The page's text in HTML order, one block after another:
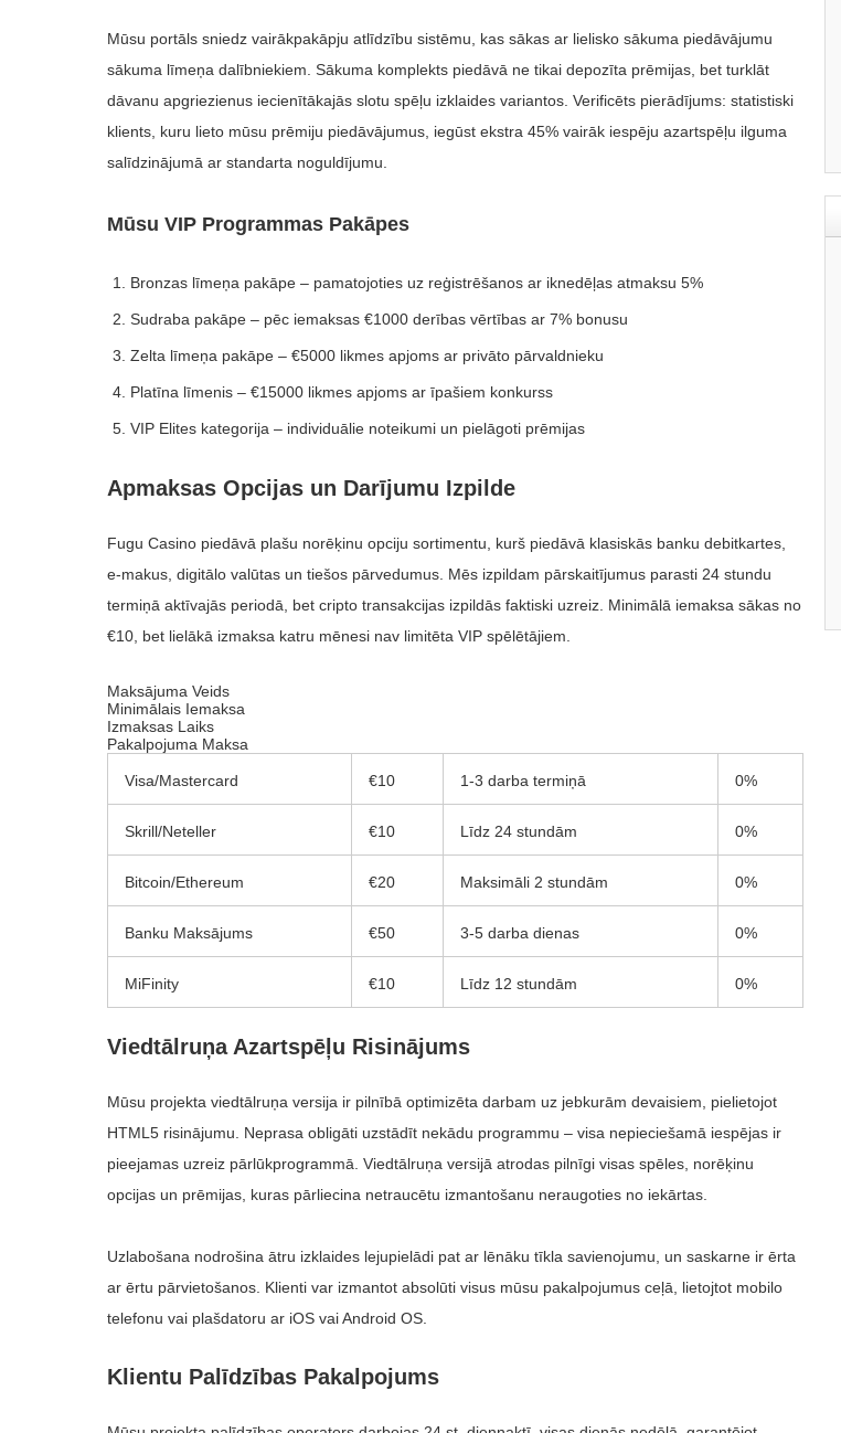
Mūsu portāls sniedz vairākpakāpju atlīdzību sistēmu, kas sākas ar lielisko sākuma piedāvājumu
sākuma līmeņa dalībniekiem. Sākuma komplekts piedāvā ne tikai depozīta prēmijas, bet turklāt
dāvanu apgriezienus iecienītākajās slotu spēļu izklaides variantos. Verificēts pierādījums: statistiski
klients, kuru lieto mūsu prēmiju piedāvājumus, iegūst ekstra 45% vairāk iespēju azartspēļu ilguma
salīdzinājumā ar standarta noguldījumu.
Mūsu VIP Programmas Pakāpes
Bronzas līmeņa pakāpe – pamatojoties uz reģistrēšanos ar iknedēļas atmaksu 5%
Sudraba pakāpe – pēc iemaksas €1000 derības vērtības ar 7% bonusu
Zelta līmeņa pakāpe – €5000 likmes apjoms ar privāto pārvaldnieku
Platīna līmenis – €15000 likmes apjoms ar īpašiem konkurss
VIP Elites kategorija – individuālie noteikumi un pielāgoti prēmijas
Apmaksas Opcijas un Darījumu Izpilde
Fugu Casino piedāvā plašu norēķinu opciju sortimentu, kurš piedāvā klasiskās banku debitkartes,
e-makus, digitālo valūtas un tiešos pārvedumus. Mēs izpildam pārskaitījumus parasti 24 stundu
termiņā aktīvajās periodā, bet cripto transakcijas izpildās faktiski uzreiz. Minimālā iemaksa sākas no
€10, bet lielākā izmaksa katru mēnesi nav limitēta VIP spēlētājiem.
Maksājuma Veids
Minimālais Iemaksa
Izmaksas Laiks
Pakalpojuma Maksa
Visa/Mastercard €10 1-3 darba termiņā 0%
Skrill/Neteller €10 Līdz 24 stundām 0%
Bitcoin/Ethereum €20 Maksimāli 2 stundām 0%
Banku Maksājums €50 3-5 darba dienas 0%
MiFinity €10 Līdz 12 stundām 0%
Viedtālruņa Azartspēļu Risinājums
Mūsu projekta viedtālruņa versija ir pilnībā optimizēta darbam uz jebkurām devaisiem, pielietojot
HTML5 risinājumu. Neprasa obligāti uzstādīt nekādu programmu – visa nepieciešamā iespējas ir
pieejamas uzreiz pārlūkprogrammā. Viedtālruņa versijā atrodas pilnīgi visas spēles, norēķinu
opcijas un prēmijas, kuras pārliecina netraucētu izmantošanu neraugoties no iekārtas.
Uzlabošana nodrošina ātru izklaides lejupielādi pat ar lēnāku tīkla savienojumu, un saskarne ir ērta
ar ērtu pārvietošanos. Klienti var izmantot absolūti visus mūsu pakalpojumus ceļā, lietojtot mobilo
telefonu vai plašdatoru ar iOS vai Android OS.
Klientu Palīdzības Pakalpojums